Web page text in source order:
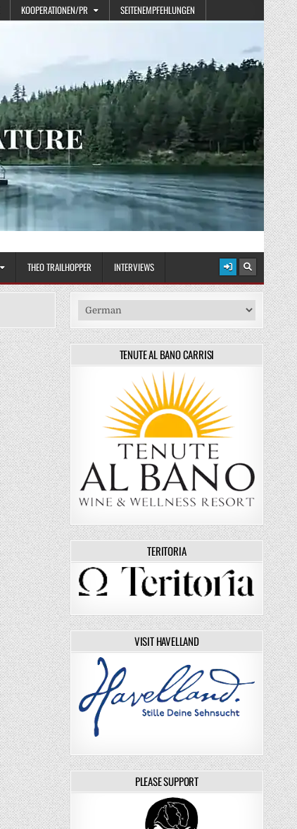
KOOPERATIONEN/PR SEITENEMPFEHLUNGEN
THEO TRAILHOPPER INTERVIEWS
TENUTE AL BANO CARRISI
TERITORIA
VISIT HAVELLAND
PLEASE SUPPORT